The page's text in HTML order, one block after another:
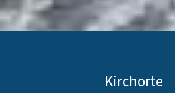
Kirchorte